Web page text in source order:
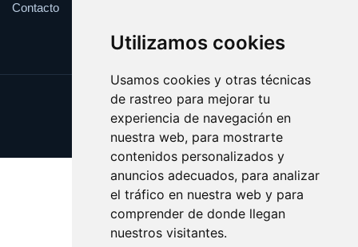
Utilizamos cookies
Usamos cookies y otras técnicas
de rastreo para mejorar tu
experiencia de navegación en
nuestra web, para mostrarte
contenidos personalizados y
anuncios adecuados, para analizar
el tráfico en nuestra web y para
comprender de donde llegan
nuestros visitantes.
Contacto
Update cookies preferences
Copyright © 2025 docerosas.com